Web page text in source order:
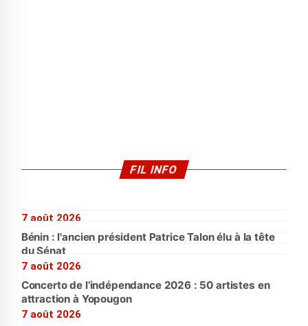
FIL INFO
7 août 2026
Bénin : l'ancien président Patrice Talon élu à la tête
du Sénat
7 août 2026
Concerto de l’indépendance 2026 : 50 artistes en
attraction à Yopougon
7 août 2026